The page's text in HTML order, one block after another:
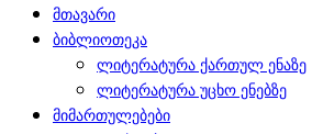
მთავარი
ბიბლიოთეკა
ლიტერატურა ქართულ ენაზე
ლიტერატურა უცხო ენებზე
მიმართულებები